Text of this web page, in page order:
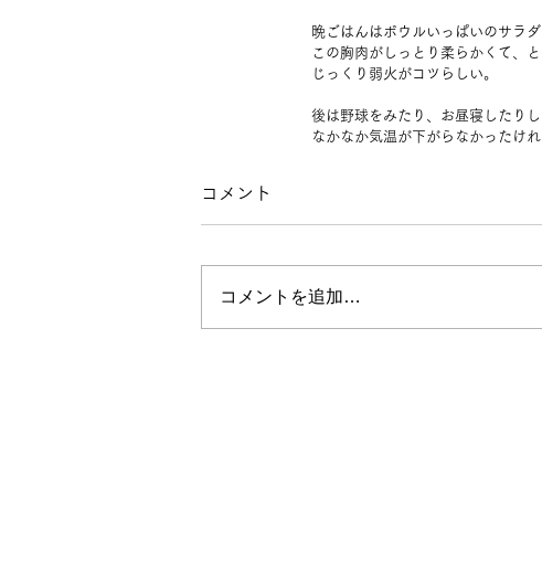
晩ごはんはボウルいっぱいのサラダ
この胸肉がしっとり柔らかくて、
じっくり弱火がコツらしい。
後は野球をみたり、お昼寝したりし
なかなか気温が下がらなかったけ
コメント
コメントを追加…